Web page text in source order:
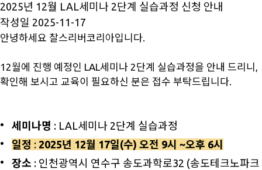
2025년 12월 LAL세미나 2단계 실습과정 신청 안내
작성일 2025-11-17
안녕하세요 찰스리버코리아입니다.
12월에 진행 예정인 LAL세미나 2단계 실습과정을 안내 드리니,
확인해 보시고 교육이 필요하신 분은 접수 부탁드립니다.​
세미나명 : LAL세미나 2단계 실습과정
일정 : 2025년 12월 17일(수) 오전 9시 ~오후 6시
장소 : 인천광역시 연수구 송도과학로32 (송도테크노파크